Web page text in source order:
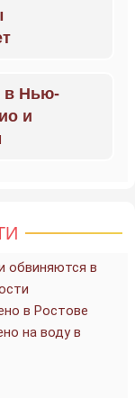
в Нью-
и
обвиняются в
в Ростове
на воду в